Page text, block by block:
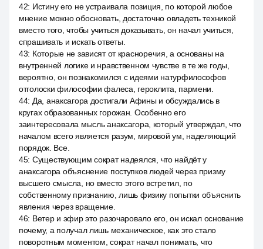
42: Истину его не устраивала позиция, по которой любое
мнение можно обосновать, достаточно овладеть техникой
вместо того, чтобы учиться доказывать, он начал учиться,
спрашивать и искать ответы.
43: Которые не зависят от красноречия, а основаны на
внутренней логике и нравственном чувстве в те же годы,
вероятно, он познакомился с идеями натурфилософов
отголоски философии фалеса, героклита, пармени.
44: Да, анаксагора достигали Афины и обсуждались в
кругах образованных горожан. Особенно его
заинтересовала мысль анаксагора, который утверждал, что
началом всего является разум, мировой ум, наделяющий
порядок. Все.
45: Существующим сократ надеялся, что найдёт у
анаксагора объяснение поступков людей через призму
высшего смысла, но вместо этого встретил, по
собственному признанию, лишь физику попытки объяснить
явления через вращение.
46: Ветер и эфир это разочаровало его, он искал основание
почему, а получал лишь механическое, как это стало
поворотным моментом, сократ начал понимать, что